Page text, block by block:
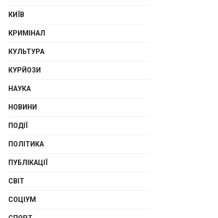
КИЇВ
КРИМІНАЛ
КУЛЬТУРА
КУРЙОЗИ
НАУКА
НОВИНИ
ПОДІЇ
ПОЛІТИКА
ПУБЛІКАЦІЇ
СВІТ
СОЦІУМ